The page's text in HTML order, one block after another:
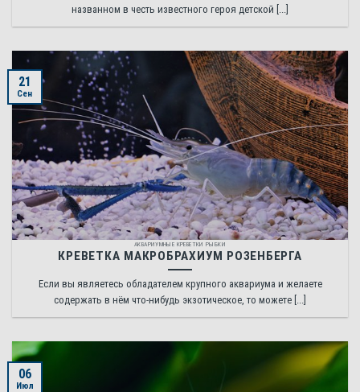
названном в честь известного героя детской [...]
АКВАРИУМНЫЕ КРЕВЕТКИ РЫБКИ
КРЕВЕТКА МАКРОБРАХИУМ РОЗЕНБЕРГА
Если вы являетесь обладателем крупного аквариума и желаете
содержать в нём что-нибудь экзотическое, то можете [...]
21
Сен
06
Июл